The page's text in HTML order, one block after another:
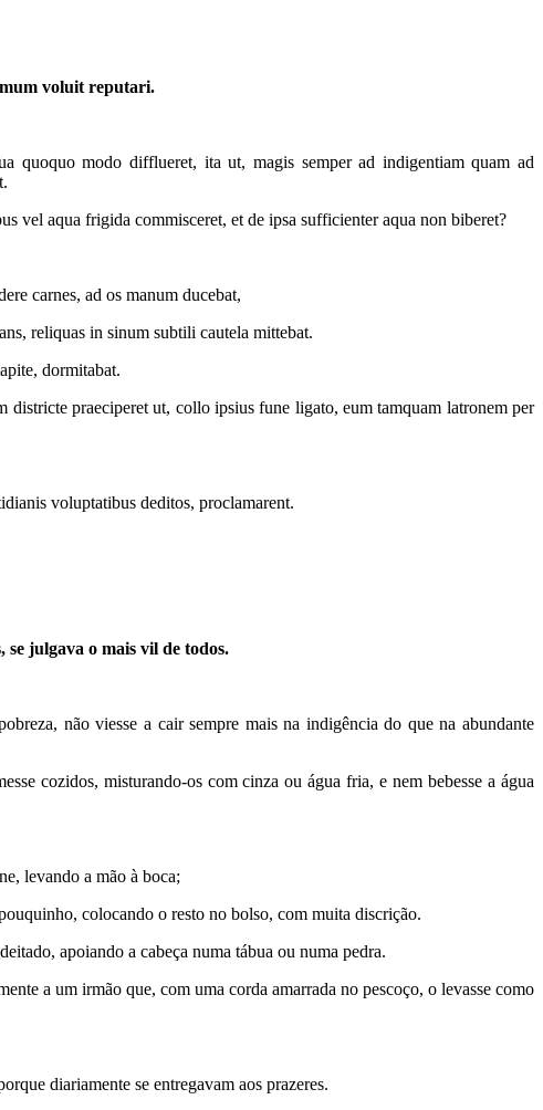
voluit reputari.
quoquo modo difflueret, ita ut, magis semper ad indigentiam quam ad
vel aqua frigida commisceret, et de ipsa sufficienter aqua non biberet?
carnes, ad os manum ducebat,
reliquas in sinum subtili cautela mittebat.
dormitabat.
praeciperet ut, collo ipsius fune ligato, eum tamquam latronem per
voluptatibus deditos, proclamarent.
julgava o mais vil de todos.
não viesse a cair sempre mais na indigência do que na abundante
cozidos, misturando-os com cinza ou água fria, e nem bebesse a água
levando a mão à boca;
colocando o resto no bolso, com muita discrição.
apoiando a cabeça numa tábua ou numa pedra.
a um irmão que, com uma corda amarrada no pescoço, o levasse como
diariamente se en­tregavam aos prazeres.